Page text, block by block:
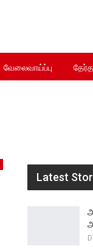
வேலைவாய்ப்பு
Latest